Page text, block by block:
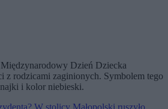
Dzień Dziecka
z rodzicami zaginionych. Symbolem tego
i kolor niebieski.